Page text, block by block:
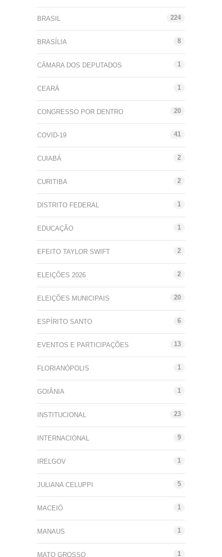
BRASIL 224
BRASÍLIA 8
CÂMARA DOS DEPUTADOS 1
CEARÁ 1
CONGRESSO POR DENTRO 20
COVID-19 41
CUIABÁ 2
CURITIBA 2
DISTRITO FEDERAL 1
EDUCAÇÃO 1
EFEITO TAYLOR SWIFT 2
ELEIÇÕES 2026 2
ELEIÇÕES MUNICIPAIS 20
ESPÍRITO SANTO 6
EVENTOS E PARTICIPAÇÕES 13
FLORIANÓPOLIS 1
GOIÂNIA 1
INSTITUCIONAL 23
INTERNACIONAL 9
IRELGOV 1
JULIANA CELUPPI 5
MACEIÓ 1
MANAUS 1
MATO GROSSO 1